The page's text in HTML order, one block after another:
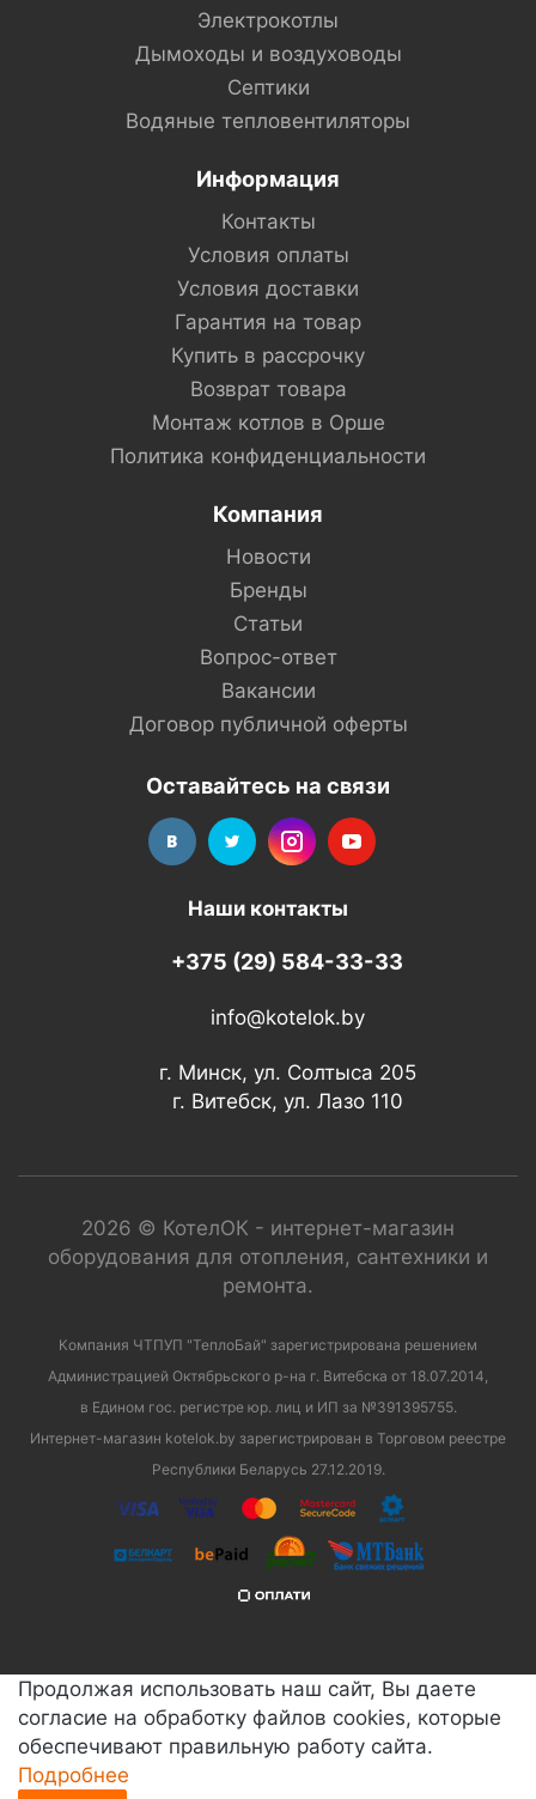
Электрокотлы
Дымоходы и воздуховоды
Септики
Водяные тепловентиляторы
Информация
Контакты
Условия оплаты
Условия доставки
Гарантия на товар
Купить в рассрочку
Возврат товара
Монтаж котлов в Орше
Политика конфиденциальности
Компания
Новости
Бренды
Статьи
Вопрос-ответ
Вакансии
Договор публичной оферты
Оставайтесь на связи
Наши контакты
+375 (29) 584-33-33
info@kotelok.by
г. Минск, ул. Солтыса 205
г. Витебск, ул. Лазо 110
2026 © КотелОК - интернет-магазин
оборудования для отопления, сантехники и
ремонта.
Компания ЧТПУП "ТеплоБай" зарегистрирована решением
Администрацией Октябрьского р-на г. Витебска от 18.07.2014,
в Едином гос. регистре юр. лиц и ИП за №391395755.
Интернет-магазин kotelok.by зарегистрирован в Торговом реестре
Республики Беларусь 27.12.2019.
Продолжая использовать наш сайт, Вы даете
согласие на обработку файлов cookies, которые
обеспечивают правильную работу сайта.
Подробнее